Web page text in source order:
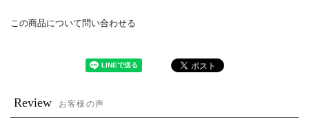
この商品について問い合わせる
Review お客様の声